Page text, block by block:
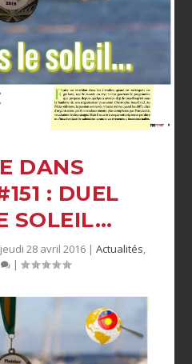
DANS
: DUEL
SOLEIL…
jeudi 28 avril 2016| Actualités,
|